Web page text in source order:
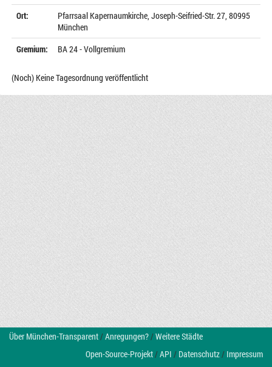
Ort:
Pfarrsaal Kapernaumkirche, Joseph-Seifried-Str. 27, 80995
München
Gremium:
BA 24 - Vollgremium
(Noch) Keine Tagesordnung veröffentlicht
Über München-Transparent/Anregungen?/Weitere Städte
Open-Source-Projekt/API / Datenschutz/ Impressum